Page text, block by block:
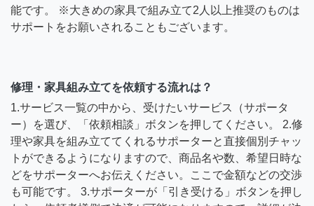
能です。 ※大きめの家具で組み立て2人以上推奨のものは
サポートをお願いされることもございます。
修理・家具組み立てを依頼する流れは？
1.サービス一覧の中から、受けたいサービス（サポータ
ー）を選び、「依頼相談」ボタンを押してください。 2.修
理や家具を組み立ててくれるサポーターと直接個別チャッ
トができるようになりますので、商品名や数、希望日時な
どをサポーターへお伝えください。ここで金額などの交渉
も可能です。 3.サポーターが「引き受ける」ボタンを押し